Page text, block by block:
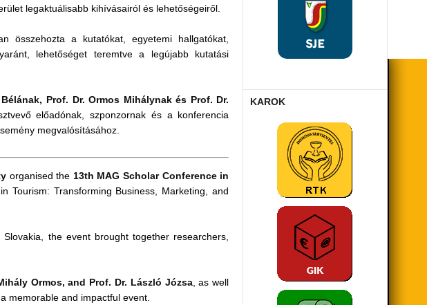
legaktuálisabb kihívásairól és lehetőségeiről.
összehozta a kutatókat, egyetemi hallgatókat,
lehetőséget teremtve a legújabb kutatási
Prof. Dr. Ormos Mihálynak és Prof. Dr.
előadónak, szponzornak és a konferencia
megvalósításához.
organised the 13th MAG Scholar Conference in
Tourism: Transforming Business, Marketing, and
the event brought together researchers,
Ormos, and Prof. Dr. László Józsa, as well
memorable and impactful event.
KAROK